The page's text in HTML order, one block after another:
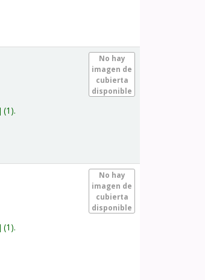
No hay
imagen de
cubierta
disponible
(1).
No hay
imagen de
cubierta
disponible
(1).